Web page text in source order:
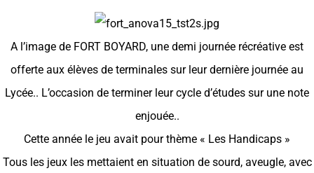
A l’image de FORT BOYARD, une demi journée récréative est
offerte aux élèves de terminales sur leur dernière journée au
Lycée.. L’occasion de terminer leur cycle d’études sur une note
enjouée..
Cette année le jeu avait pour thème « Les Handicaps »
Tous les jeux les mettaient en situation de sourd, aveugle, avec